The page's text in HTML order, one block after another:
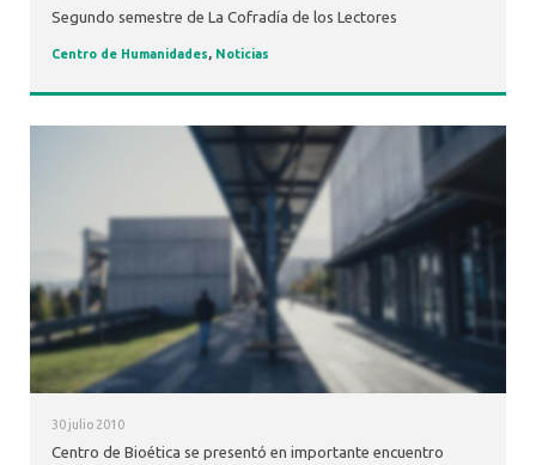
Segundo semestre de La Cofradía de los Lectores
Centro de Humanidades, Noticias
30 julio 2010
Centro de Bioética se presentó en importante encuentro